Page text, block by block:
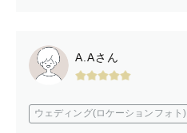
A.Aさん
ウェディング(ロケーションフォト)